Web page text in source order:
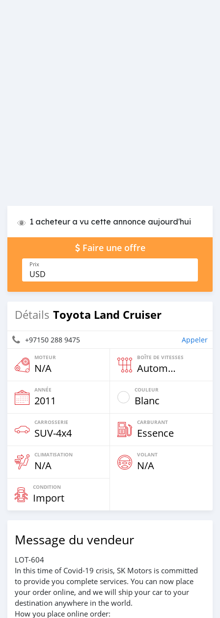
1 acheteur a vu cette annonce aujourd'hui
Faire une offre
Prix
USD
Détails Toyota Land Cruiser
+97150 288 9475 Appeler
MOTEUR
N/A
BOÎTE DE VITESSES
Automatique
ANNÉE
2011
COULEUR
Blanc
CARROSSERIE
SUV‒4x4
CARBURANT
Essence
CLIMATISATION
N/A
VOLANT
N/A
CONDITION
Import
Message du vendeur
LOT-604
In this time of Covid-19 crisis, SK Motors is committed
to provide you complete services. You can now place
your order online, and we will ship your car to your
destination anywhere in the world.
How you place online order: